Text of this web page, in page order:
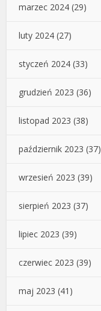
marzec 2024 (29)
luty 2024 (27)
styczeń 2024 (33)
grudzień 2023 (36)
listopad 2023 (38)
październik 2023 (37)
wrzesień 2023 (39)
sierpień 2023 (37)
lipiec 2023 (39)
czerwiec 2023 (39)
maj 2023 (41)